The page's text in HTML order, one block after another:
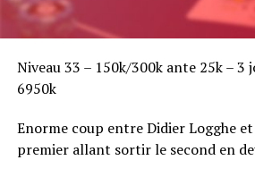
Niveau 33 – 150k/300k ante 25k – 3
6950k
Enorme coup entre Didier Logghe
premier allant sortir le second en